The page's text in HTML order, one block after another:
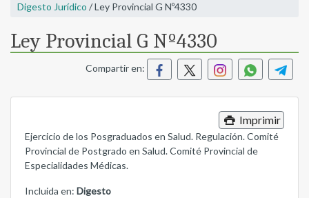
Digesto Jurídico / Ley Provincial G Nº4330
Ley Provincial G Nº4330
Compartir en:
Imprimir
Ejercicio de los Posgraduados en Salud. Regulación. Comité
Provincial de Postgrado en Salud. Comité Provincial de
Especialidades Médicas.
Incluida en: Digesto